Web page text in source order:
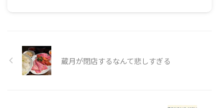
蔵月が閉店するなんて悲しすぎる